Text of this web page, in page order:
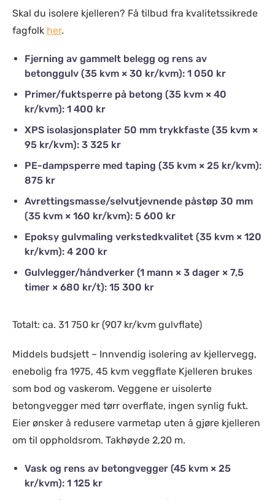
Skal du isolere kjelleren? Få tilbud fra kvalitetssikrede
fagfolk her.
Fjerning av gammelt belegg og rens av
betonggulv (35 kvm × 30 kr/kvm): 1 050 kr
Primer/fuktsperre på betong (35 kvm × 40
kr/kvm): 1 400 kr
XPS isolasjonsplater 50 mm trykkfaste (35 kvm ×
95 kr/kvm): 3 325 kr
PE-dampsperre med taping (35 kvm × 25 kr/kvm):
875 kr
Avrettingsmasse/selvutjevnende påstøp 30 mm
(35 kvm × 160 kr/kvm): 5 600 kr
Epoksy gulvmaling verkstedkvalitet (35 kvm × 120
kr/kvm): 4 200 kr
Gulvlegger/håndverker (1 mann × 3 dager × 7,5
timer × 680 kr/t): 15 300 kr
Totalt: ca. 31 750 kr (907 kr/kvm gulvflate)
Middels budsjett – Innvendig isolering av kjellervegg,
enebolig fra 1975, 45 kvm veggflate Kjelleren brukes
som bod og vaskerom. Veggene er uisolerte
betongvegger med tørr overflate, ingen synlig fukt.
Eier ønsker å redusere varmetap uten å gjøre kjelleren
om til oppholdsrom. Takhøyde 2,20 m.
Vask og rens av betongvegger (45 kvm × 25
kr/kvm): 1 125 kr